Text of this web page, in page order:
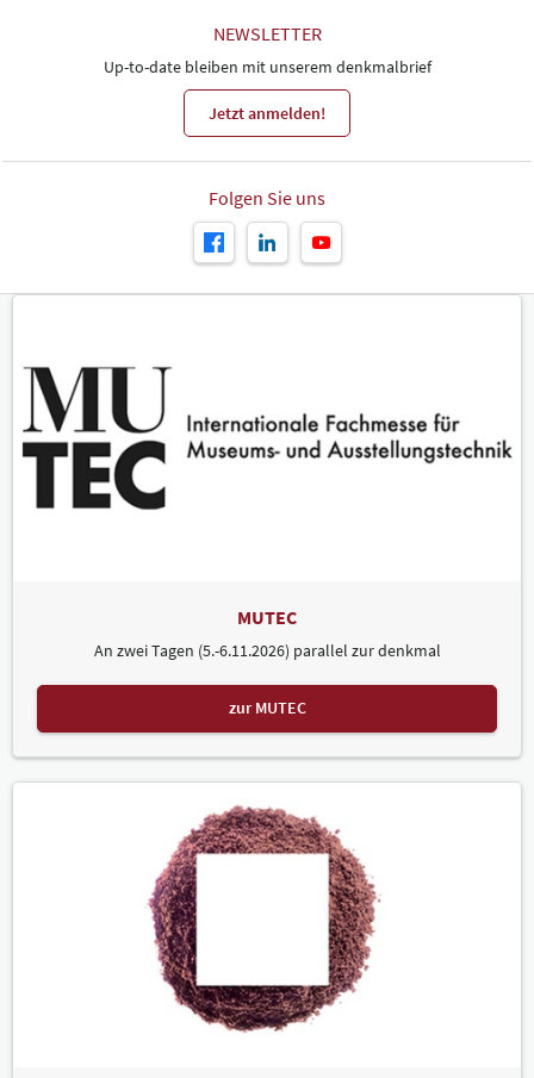
NEWSLETTER
Up-to-date bleiben mit unserem denkmalbrief
Jetzt anmelden!
Folgen Sie uns
MUTEC
An zwei Tagen (5.-6.11.2026) parallel zur denkmal
zur MUTEC